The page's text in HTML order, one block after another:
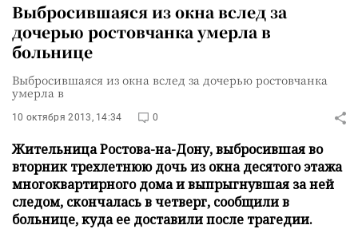
Выбросившаяся из окна вслед за
дочерью ростовчанка умерла в
больнице
Выбросившаяся из окна вслед за дочерью ростовчанка
умерла в
10 октября 2013, 14:34 0
Жительница Ростова-на-Дону, выбросившая во
вторник трехлетнюю дочь из окна десятого этажа
многоквартирного дома и выпрыгнувшая за ней
следом, скончалась в четверг, сообщили в
больнице, куда ее доставили после трагедии.